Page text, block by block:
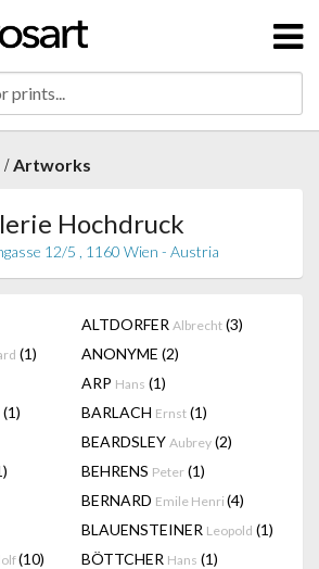
/Artworks
Hochdruck
12/5 , 1160 Wien - Austria
ALTDORFER Albrecht (3)
(1) ANONYME (2)
ARP Hans (1)
(1) BARLACH Ernst (1)
BEARDSLEY Aubrey (2)
BEHRENS Peter (1)
BERNARD Emile Henri (4)
BLAUENSTEINER Leopold (1)
(10) BÖTTCHER Hans (1)